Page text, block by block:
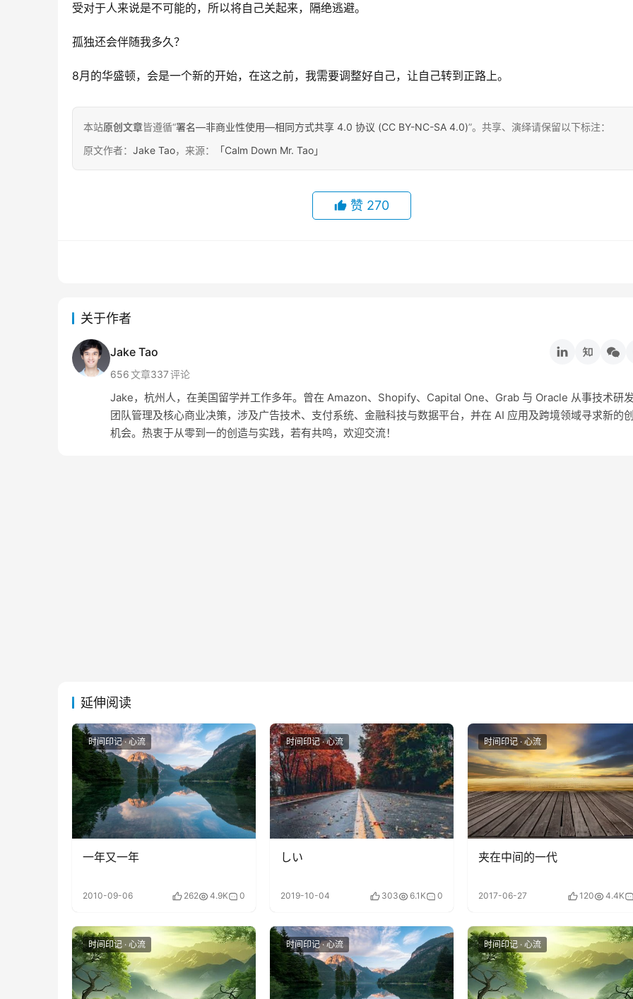
受对于人来说是不可能的，所以将自己关起来，隔绝逃避。
孤独还会伴随我多久？
8月的华盛顿，会是一个新的开始，在这之前，我需要调整好自己，让自己转到正路上。
本站原创文章皆遵循“署名—非商业性使用—相同方式共享 4.0 协议 (CC BY-NC-SA 4.0)”。共享、演绎请保留以下标注：
原文作者： Jake Tao，来源： 「Calm Down Mr. Tao」
赞 270
关于作者
Jake Tao
656文章337评论
Jake，杭州人，在美国留学并工作多年。曾在 Amazon、Shopify、Capital One、Grab 与 Oracle 从事技术研发
团队管理及核心商业决策，涉及广告技术、支付系统、金融科技与数据平台，并在 AI 应用及跨境领域寻求新的
机会。热衷于从零到一的创造与实践，若有共鸣，欢迎交流！
延伸阅读
时间印记 · 心流
一年又一年
2010-09-06 262 4.9K 0
时间印记 · 心流
しい
2019-10-04 303 6.1K 0
时间印记 · 心流
夹在中间的一代
2017-06-27 120 4.4K
时间印记 · 心流 时间印记 · 心流 时间印记 · 心流